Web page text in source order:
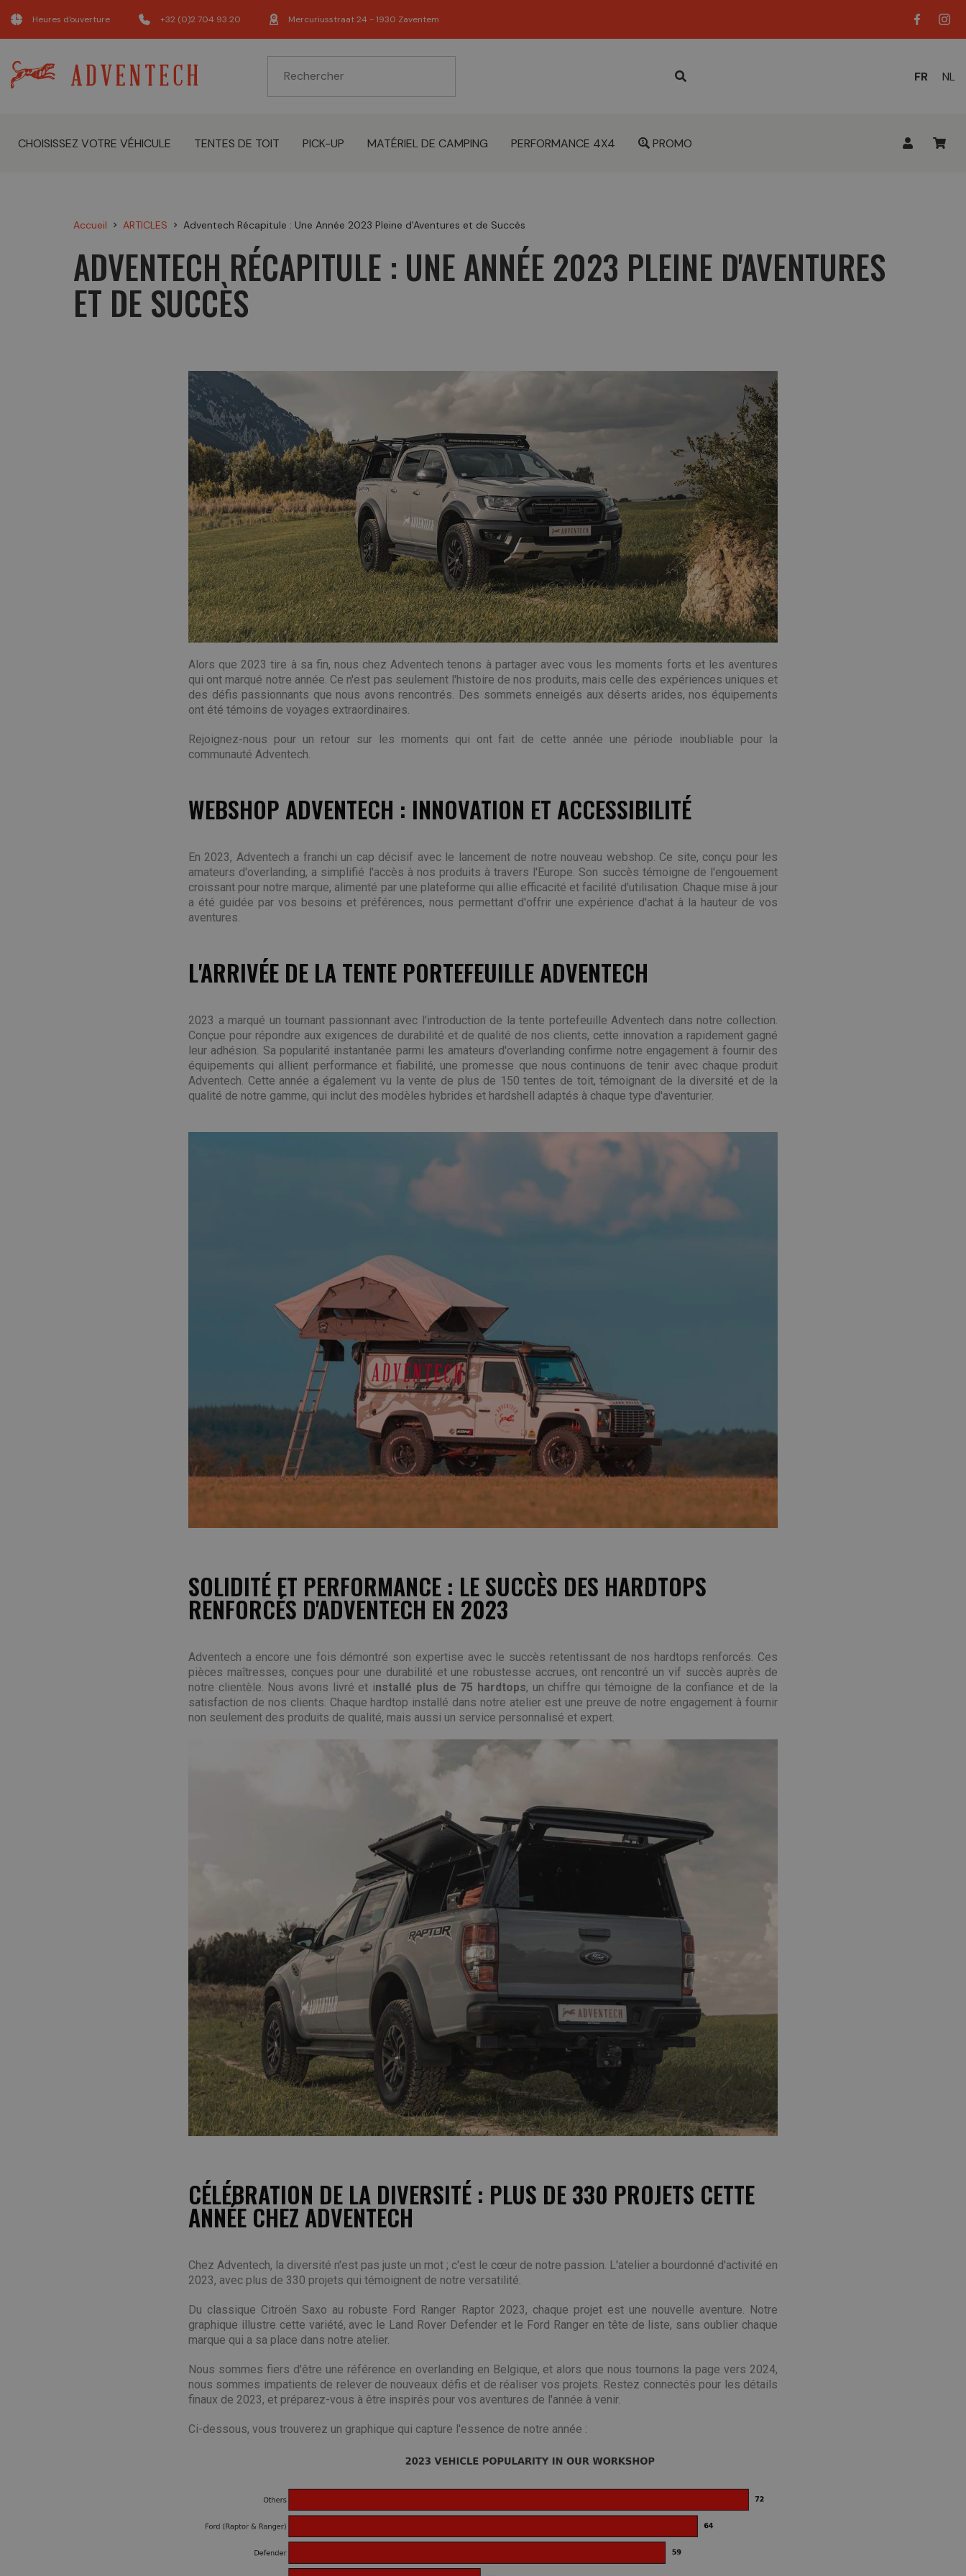
Heures d'ouverture +32 (0)2 704 93 20 Mercuriusstraat 24 - 1930 Zaventem
LANGUE
FR NL
CHOISISSEZ VOTRE VÉHICULE TENTES DE TOIT PICK-UP MATÉRIEL DE CAMPING PERFORMANCE 4X4 PROMO
Accueil chevron_right ARTICLES chevron_right Adventech Récapitule : Une Année 2023 Pleine d'Aventures et de Succès
ADVENTECH RÉCAPITULE : UNE ANNÉE 2023 PLEINE D'AVENTURES
ET DE SUCCÈS
Alors que 2023 tire à sa fin, nous chez Adventech tenons à partager avec vous les moments forts et les aventures
qui ont marqué notre année. Ce n'est pas seulement l'histoire de nos produits, mais celle des expériences uniques et
des défis passionnants que nous avons rencontrés. Des sommets enneigés aux déserts arides, nos équipements
ont été témoins de voyages extraordinaires.
Rejoignez-nous pour un retour sur les moments qui ont fait de cette année une période inoubliable pour la
communauté Adventech.
WEBSHOP ADVENTECH : INNOVATION ET ACCESSIBILITÉ
En 2023, Adventech a franchi un cap décisif avec le lancement de notre nouveau webshop. Ce site, conçu pour les
amateurs d'overlanding, a simplifié l'accès à nos produits à travers l'Europe. Son succès témoigne de l'engouement
croissant pour notre marque, alimenté par une plateforme qui allie efficacité et facilité d'utilisation. Chaque mise à jour
a été guidée par vos besoins et préférences, nous permettant d'offrir une expérience d'achat à la hauteur de vos
aventures.
L'ARRIVÉE DE LA TENTE PORTEFEUILLE ADVENTECH
2023 a marqué un tournant passionnant avec l'introduction de la tente portefeuille Adventech dans notre collection.
Conçue pour répondre aux exigences de durabilité et de qualité de nos clients, cette innovation a rapidement gagné
leur adhésion. Sa popularité instantanée parmi les amateurs d'overlanding confirme notre engagement à fournir des
équipements qui allient performance et fiabilité, une promesse que nous continuons de tenir avec chaque produit
Adventech. Cette année a également vu la vente de plus de 150 tentes de toit, témoignant de la diversité et de la
qualité de notre gamme, qui inclut des modèles hybrides et hardshell adaptés à chaque type d'aventurier.
SOLIDITÉ ET PERFORMANCE : LE SUCCÈS DES HARDTOPS
RENFORCÉS D'ADVENTECH EN 2023
Adventech a encore une fois démontré son expertise avec le succès retentissant de nos hardtops renforcés. Ces
pièces maîtresses, conçues pour une durabilité et une robustesse accrues, ont rencontré un vif succès auprès de
notre clientèle. Nous avons livré et installé plus de 75 hardtops, un chiffre qui témoigne de la confiance et de la
satisfaction de nos clients. Chaque hardtop installé dans notre atelier est une preuve de notre engagement à fournir
non seulement des produits de qualité, mais aussi un service personnalisé et expert.
CÉLÉBRATION DE LA DIVERSITÉ : PLUS DE 330 PROJETS CETTE
ANNÉE CHEZ ADVENTECH
Chez Adventech, la diversité n'est pas juste un mot ; c'est le cœur de notre passion. L'atelier a bourdonné d'activité en
2023, avec plus de 330 projets qui témoignent de notre versatilité.
Du classique Citroën Saxo au robuste Ford Ranger Raptor 2023, chaque projet est une nouvelle aventure. Notre
graphique illustre cette variété, avec le Land Rover Defender et le Ford Ranger en tête de liste, sans oublier chaque
marque qui a sa place dans notre atelier.
Nous sommes fiers d'être une référence en overlanding en Belgique, et alors que nous tournons la page vers 2024,
nous sommes impatients de relever de nouveaux défis et de réaliser vos projets. Restez connectés pour les détails
finaux de 2023, et préparez-vous à être inspirés pour vos aventures de l'année à venir.
Ci-dessous, vous trouverez un graphique qui capture l'essence de notre année :